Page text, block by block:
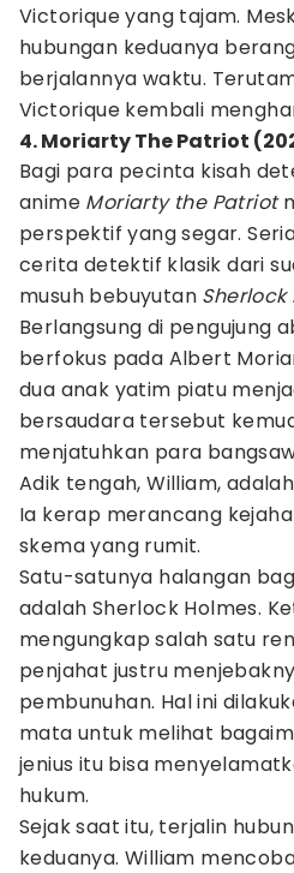
Victorique yang tajam.
hubungan keduanya
berjalannya waktu.
Victorique kembali
4. Moriarty The Patriot
Bagi para pecinta kisah
anime Moriarty the Patriot
perspektif yang segar.
cerita detektif klasik dari
musuh bebuyutan Sherlock
Berlangsung di pengujung
berfokus pada Albert
dua anak yatim piatu
bersaudara tersebut
menjatuhkan para
Adik tengah, William,
Ia kerap merancang
skema yang rumit.
Satu-satunya halangan
adalah Sherlock Holmes.
mengungkap salah satu
penjahat justru
pembunuhan. Hal ini
mata untuk melihat
jenius itu bisa
hukum.
Sejak saat itu, terjalin
keduanya. William